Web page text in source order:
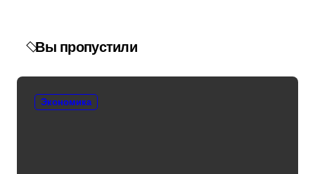
Вы пропустили
Экономика